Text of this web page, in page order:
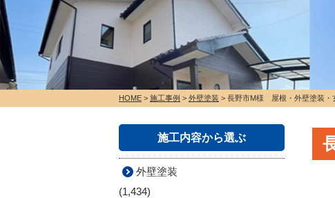
HOME > 施工事例 > 外壁塗装 > 長野市M様 屋根・外壁塗装・
施工内容から選ぶ
外壁塗装
(1,434)